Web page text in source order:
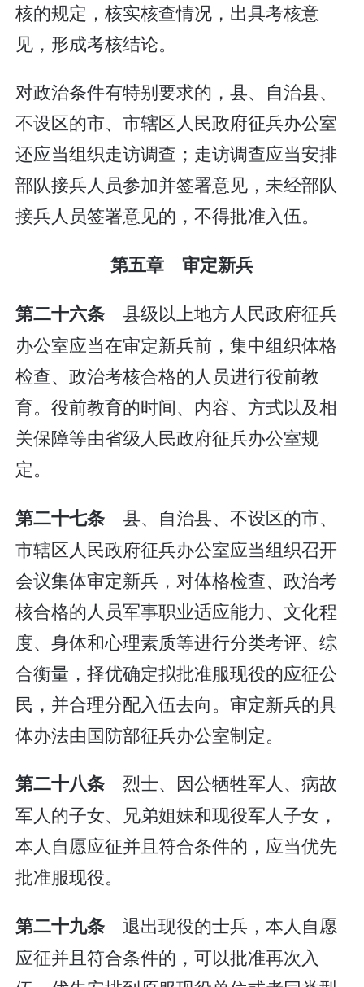
核的规定，核实核查情况，出具考核意
见，形成考核结论。
对政治条件有特别要求的，县、自治县、
不设区的市、市辖区人民政府征兵办公室
还应当组织走访调查；走访调查应当安排
部队接兵人员参加并签署意见，未经部队
接兵人员签署意见的，不得批准入伍。
第五章 审定新兵
第二十六条 县级以上地方人民政府征兵
办公室应当在审定新兵前，集中组织体格
检查、政治考核合格的人员进行役前教
育。役前教育的时间、内容、方式以及相
关保障等由省级人民政府征兵办公室规
定。
第二十七条 县、自治县、不设区的市、
市辖区人民政府征兵办公室应当组织召开
会议集体审定新兵，对体格检查、政治考
核合格的人员军事职业适应能力、文化程
度、身体和心理素质等进行分类考评、综
合衡量，择优确定拟批准服现役的应征公
民，并合理分配入伍去向。审定新兵的具
体办法由国防部征兵办公室制定。
第二十八条 烈士、因公牺牲军人、病故
军人的子女、兄弟姐妹和现役军人子女，
本人自愿应征并且符合条件的，应当优先
批准服现役。
第二十九条 退出现役的士兵，本人自愿
应征并且符合条件的，可以批准再次入